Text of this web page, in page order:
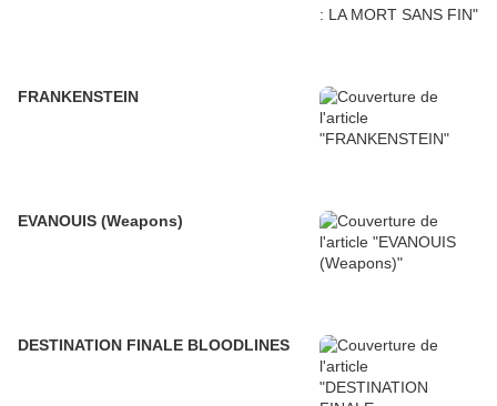
FRANKENSTEIN
EVANOUIS (Weapons)
DESTINATION FINALE BLOODLINES